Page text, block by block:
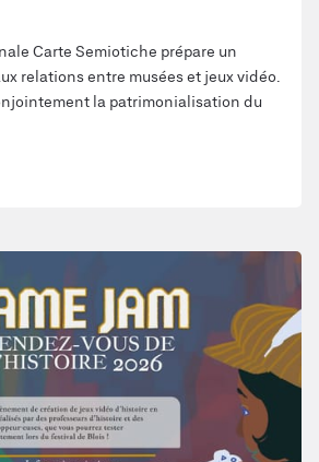
Carte Semiotiche prépare un
relations entre musées et jeux vidéo.
la patrimonialisation du